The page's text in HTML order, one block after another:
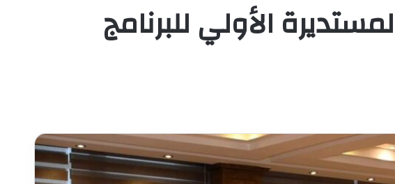
الأولي للبرنامج